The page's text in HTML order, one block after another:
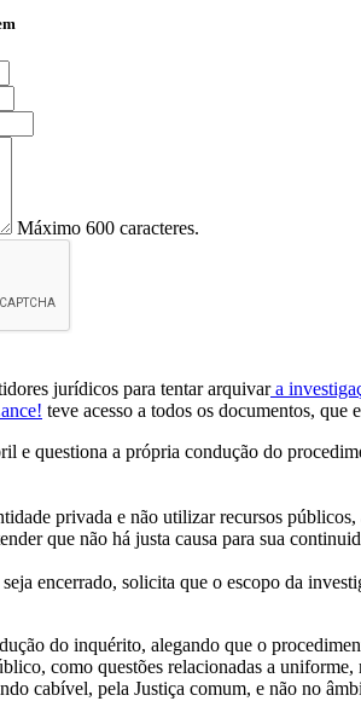
Máximo 600 caracteres.
jurídicos para tentar arquivar a
teve acesso a todos os documentos, que
e questiona a própria condução do
privada e não utilizar recursos
que não há justa causa para sua
encerrado, solicita que o escopo da
do inquérito, alegando que o
como questões relacionadas a uniforme,
cabível, pela Justiça comum, e não no